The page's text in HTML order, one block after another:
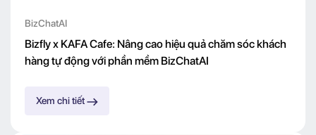
BizChatAI
Bizfly x KAFA Cafe: Nâng cao hiệu quả chăm sóc khách
hàng tự động với phần mềm BizChatAI
Xem chi tiết